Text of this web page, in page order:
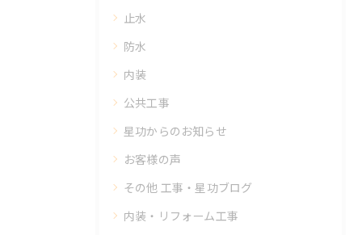
止水
防水
内装
公共工事
星功からのお知らせ
お客様の声
その他 工事・星功ブログ
内装・リフォーム工事